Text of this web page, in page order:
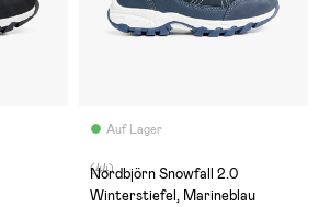
Auf Lager
(44)
Nordbjörn Snowfall 2.0
Winterstiefel, Marineblau